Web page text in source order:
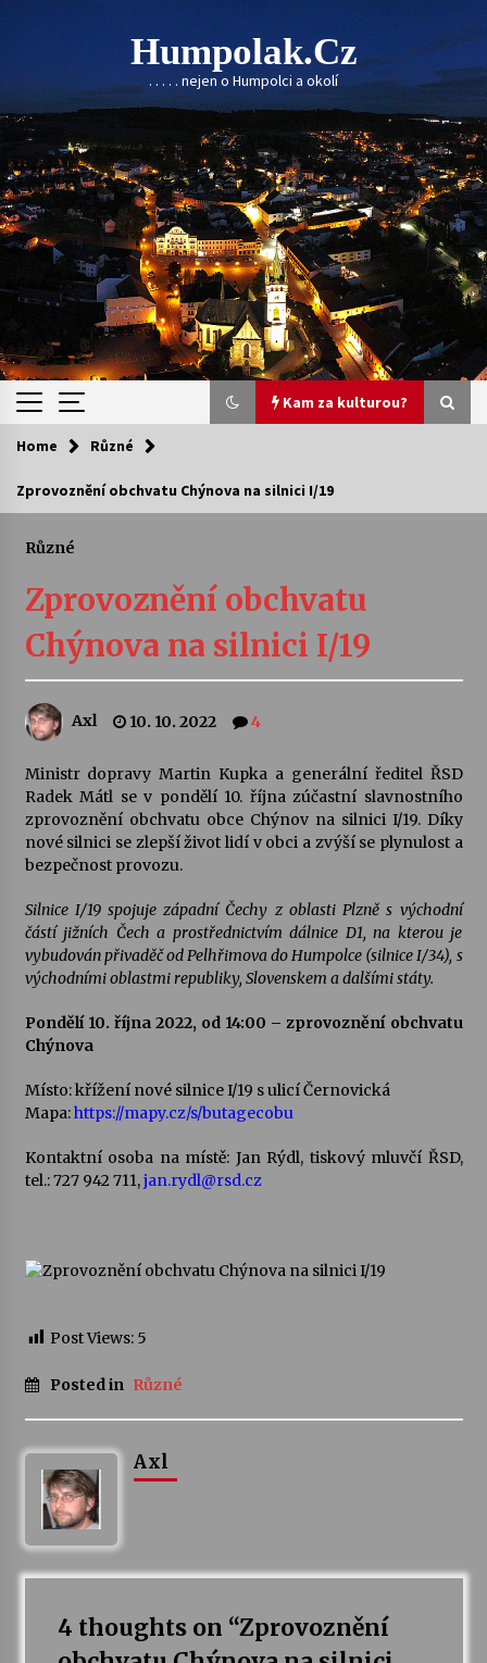
Skip
to
content
Humpolak.cz
. . . . . nejen o Humpolci a okolí
Kam za kulturou?
Kam za kulturou?
kapkou
Veselí muzikanti
Pozvánka na integrační festival Quijotova
šedesátka: 28. 7.–1. 8. 2026
28. 7. 2026
Letní koncerty ve Stromovce: Kolchoz a
Jenakaši
28. 7. 2026
Votavžatský ploty
Letní koncerty ve Stromovce: Rufus Miller
13. 7. 2026
30. 6. 2026
Home Různé
Zprovoznění obchvatu Chýnova na silnici I/19
Různé
Zprovoznění obchvatu
Chýnova na silnici I/19
Axl 10. 10. 2022 4
Ministr dopravy Martin Kupka a generální ředitel ŘSD
Radek Mátl se v pondělí 10. října zúčastní slavnostního
zprovoznění obchvatu obce Chýnov na silnici I/19. Díky
nové silnici se zlepší život lidí v obci a zvýší se plynulost a
bezpečnost provozu.
Silnice I/19 spojuje zá­padní Čechy z oblasti Plzně s východní
částí jižních Čech a prostřednictvím dálnice D1, na kterou je
vybudován přivaděč od Pelhřimova do Humpolce (silnice I/34), s
východními ob­lastmi republiky, Sloven­skem a dalšími státy.
Pondělí 10. října 2022, od 14:00 – zprovoznění obchvatu
Chýnova
Místo: křížení nové silnice I/19 s ulicí Černovická
Mapa:https://mapy.cz/s/butagecobu
Kontaktní osoba na místě: Jan Rýdl, tiskový mluvčí ŘSD,
tel.: 727 942 711,jan.rydl@rsd.cz
Post Views: 5
Posted in Různé
Axl
4 thoughts on “Zprovoznění